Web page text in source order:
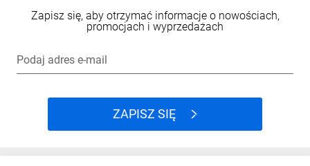
Zapisz się, aby otrzymać informacje o nowościach,
promocjach i wyprzedażach
Podaj adres e-mail
ZAPISZ SIĘ